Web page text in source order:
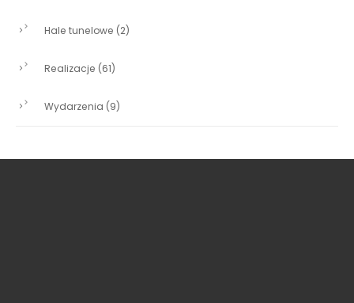
Hale tunelowe (2)
Realizacje (61)
Wydarzenia (9)